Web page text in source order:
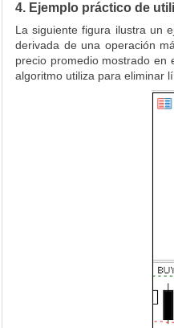
4. Ejemplo práctico de
La siguiente figura ilustra un
derivada de una operación
precio promedio mostrado en
algoritmo utiliza para eliminar